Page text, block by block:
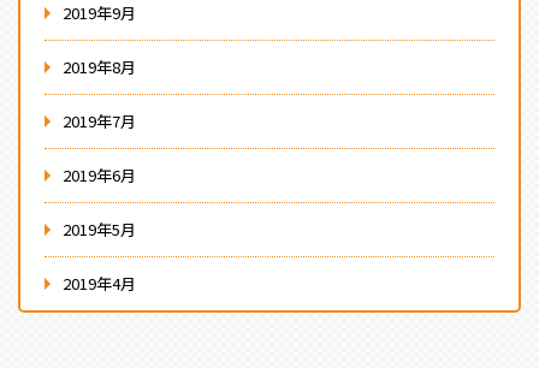
2019年9月
2019年8月
2019年7月
2019年6月
2019年5月
2019年4月